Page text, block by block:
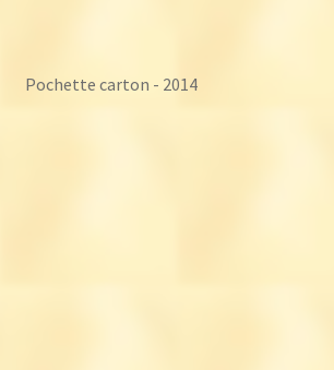
Pochette carton - 2014